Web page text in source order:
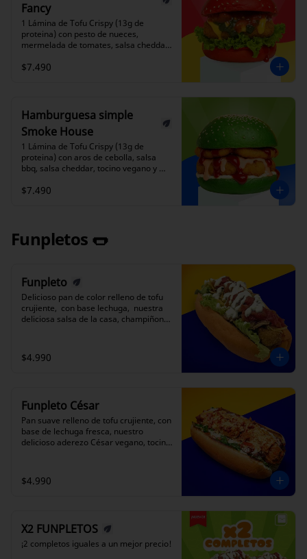
Fancy
1 Lámina de Tofu Crispy (13g de
proteina) con pesto de nueces,
mermelada de tomates, salsa cheddar
única que elevará tus sentidos.
$7.490
Hamburguesa simple
Smoke House
1 Lámina de Tofu Crispy (13g de
proteina) con aros de cebolla, salsa
bbq, salsa cheddar, tocino vegano y
en cada bocado.
$7.490
Funpletos 🌭
Funpleto
Delicioso pan de color relleno de tofu
crujiente,  con base lechuga,  nuestra
deliciosa salsa de la casa, champiñones
que tanto te gusta. Es un
completo único de TOFUN.  (Color del
$4.990
Funpleto César
Pan suave relleno de tofu crujiente, con
base de lechuga fresca, nuestro
delicioso aderezo César vegano, tocino
full sabor del clásico, con el sello
divertido de TOFUN.  (Color del pan
$4.990
X2 FUNPLETOS
¡2 completos iguales a un mejor precio!